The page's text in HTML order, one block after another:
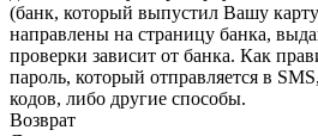
(банк, который выпустил Вашу
направлены на страницу банка,
проверки зависит от банка. Как
пароль, который отправляется в
кодов, либо другие способы.
Возврат